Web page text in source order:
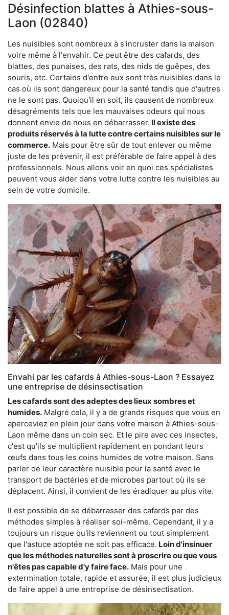
Désinfection blattes à Athies-sous-
Laon (02840)
Les nuisibles sont nombreux à s'incruster dans la maison
voire même à l'envahir. Ce peut être des cafards, des
blattes, des punaises, des rats, des nids de guêpes, des
souris, etc. Certains d'entre eux sont très nuisibles dans le
cas où ils sont dangereux pour la santé tandis que d'autres
ne le sont pas. Quoiqu'il en soit, ils causent de nombreux
désagréments tels que les mauvaises odeurs qui nous
donnent envie de nous en débarrasser. Il existe des
produits réservés à la lutte contre certains nuisibles sur le
commerce. Mais pour être sûr de tout enlever ou même
juste de les prévenir, il est préférable de faire appel à des
professionnels. Nous allons voir en quoi ces spécialistes
peuvent vous aider dans votre lutte contre les nuisibles au
sein de votre domicile.
Envahi par les cafards à Athies-sous-Laon ? Essayez
une entreprise de désinsectisation
Les cafards sont des adeptes des lieux sombres et
humides. Malgré cela, il y a de grands risques que vous en
aperceviez en plein jour dans votre maison à Athies-sous-
Laon même dans un coin sec. Et le pire avec ces insectes,
c'est qu'ils se multiplient rapidement en pondant leurs
œufs dans tous les coins humides de votre maison. Sans
parler de leur caractère nuisible pour la santé avec le
transport de bactéries et de microbes partout où ils se
déplacent. Ainsi, il convient de les éradiquer au plus vite.
Il est possible de se débarrasser des cafards par des
méthodes simples à réaliser soi-même. Cependant, il y a
toujours un risque qu'ils reviennent ou tout simplement
que l'astuce adoptée ne soit pas efficace. Loin d'insinuer
que les méthodes naturelles sont à proscrire ou que vous
n'êtes pas capable d'y faire face. Mais pour une
extermination totale, rapide et assurée, il est plus judicieux
de faire appel à une entreprise de désinsectisation.